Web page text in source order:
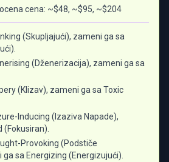
cena: ~$48, ~$95, ~$204
(Skupljajući), zameni ga sa
(Dženerizacija), zameni ga sa
(Klizav), zameni ga sa Toxic
Inducing (Izaziva Napade),
(Fokusiran).
Provoking (Podstiče
sa Energizing (Energizujući).